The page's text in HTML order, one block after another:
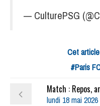
— CulturePSG
Cet
#Paris
lundi 18 mai